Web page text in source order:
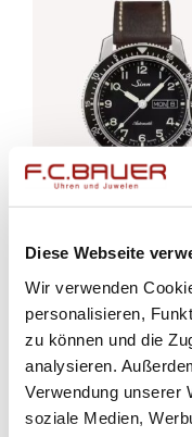
Diese Webseite
Wir verwenden
personalisieren,
zu können und die
analysieren.
Verwendung unserer
soziale Medien,